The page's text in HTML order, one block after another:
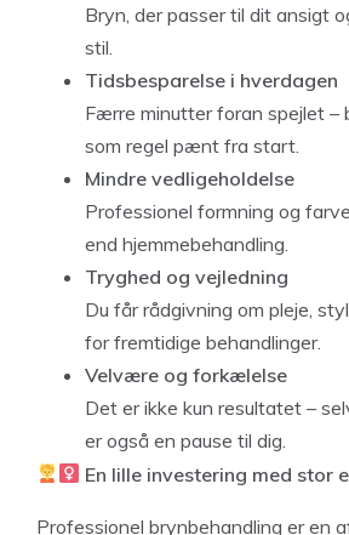
Bryn, der passer til dit ansigt
stil.
Tidsbesparelse i hverdagen
Færre minutter foran spejlet –
som regel pænt fra start.
Mindre vedligeholdelse
Professionel formning og
end hjemmebehandling.
Tryghed og vejledning
Du får rådgivning om pleje,
for fremtidige behandlinger.
Velvære og forkælelse
Det er ikke kun resultatet –
er også en pause til dig.
En lille investering med stor
Professionel brynbehandling er en